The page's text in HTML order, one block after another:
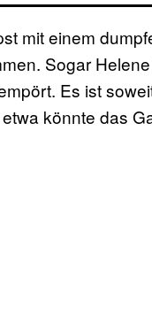
mit einem
Sogar
Es ist
könnte das